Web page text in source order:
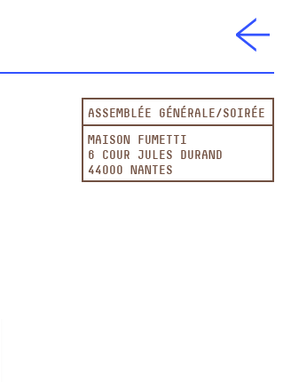
ASSEMBLÉE GÉNÉRALE
SOIRÉE
MAISON FUMETTI
6 COUR JULES DURAND
44000 NANTES